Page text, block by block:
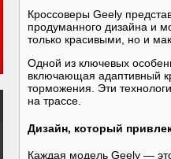
Кроссоверы Geely
продуманного дизайна и
только красивыми, но и
Одной из ключевых
включающая адаптивный
торможения. Эти
на трассе.
Дизайн, который
Каждая модель Geely —